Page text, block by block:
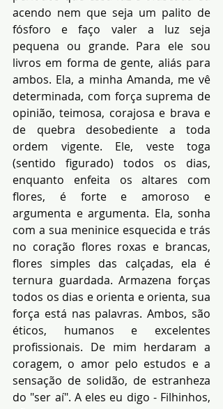
acendo nem que seja um palito de
fósforo e faço valer a luz seja
pequena ou grande. Para ele sou
livros em forma de gente, aliás para
ambos. Ela, a minha Amanda, me vê
determinada, com força suprema de
opinião, teimosa, corajosa e brava e
de quebra desobediente a toda
ordem vigente. Ele, veste toga
(sentido figurado) todos os dias,
enquanto enfeita os altares com
flores, é forte e amoroso e
argumenta e argumenta. Ela, sonha
com a sua meninice esquecida e trás
no coração flores roxas e brancas,
flores simples das calçadas, ela é
ternura guardada. Armazena forças
todos os dias e orienta e orienta, sua
força está nas palavras. Ambos, são
éticos, humanos e excelentes
profissionais. De mim herdaram a
coragem, o amor pelo estudos e a
sensação de solidão, de estranheza
do "ser aí". A eles eu digo - Filhinhos,